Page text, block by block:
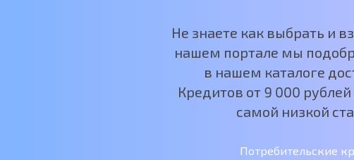
Не знаете как выбрать и
нашем портале мы
в нашем каталоге
Кредитов от 9 000
самой низкой
Потребительские